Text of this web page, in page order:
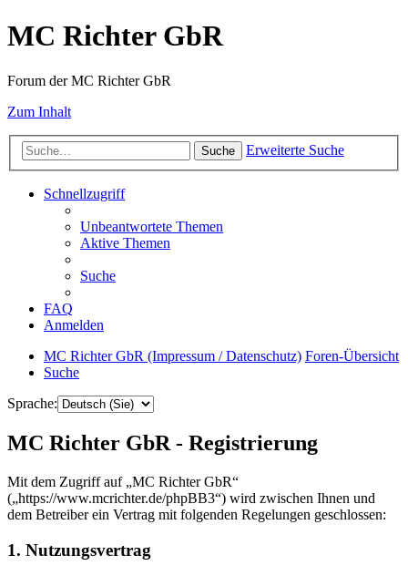
MC Richter GbR
Forum der MC Richter GbR
Zum Inhalt
Suche Erweiterte Suche
Schnellzugriff
Unbeantwortete Themen
Aktive Themen
Suche
FAQ
Anmelden
MC Richter GbR (Impressum / Datenschutz) Foren-Übersicht
Suche
Sprache:
MC Richter GbR - Registrierung
Mit dem Zugriff auf „MC Richter GbR“
(„https://www.mcrichter.de/phpBB3“) wird zwischen Ihnen und
dem Betreiber ein Vertrag mit folgenden Regelungen geschlossen:
1. Nutzungsvertrag